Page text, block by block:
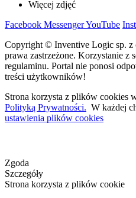
Więcej zdjęć
Facebook MessengerYouTube
Copyright © Inventive Logic sp. z
prawa zastrzeżone. Korzystanie z
regulaminu. Portal nie ponosi
treści użytkowników!
Strona korzysta z plików cookies
Polityką Prywatności. W każdej
ustawienia plików cookies
Zgoda
Szczegóły
Strona korzysta z plików cookie